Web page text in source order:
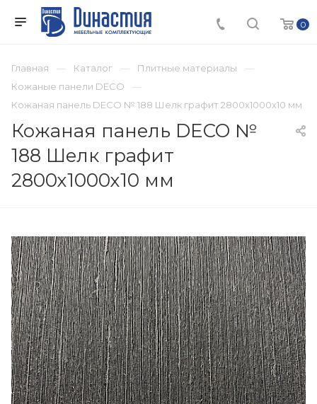
0
Главная Каталог
Плитные материалы
Кожаные панели DECO
Кожаная панель DECO № 188 Шелк графит 2800х1000х10 мм
Кожаная панель DECO №
188 Шелк графит
2800х1000х10 мм